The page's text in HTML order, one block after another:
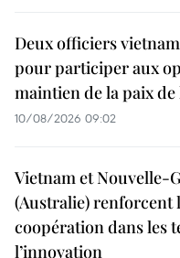
Deux officiers
pour participer aux
maintien de la paix de
10/08/2026 09:02
Vietnam et Nouvelle-
(Australie) renforcent
coopération dans les
l’innovation